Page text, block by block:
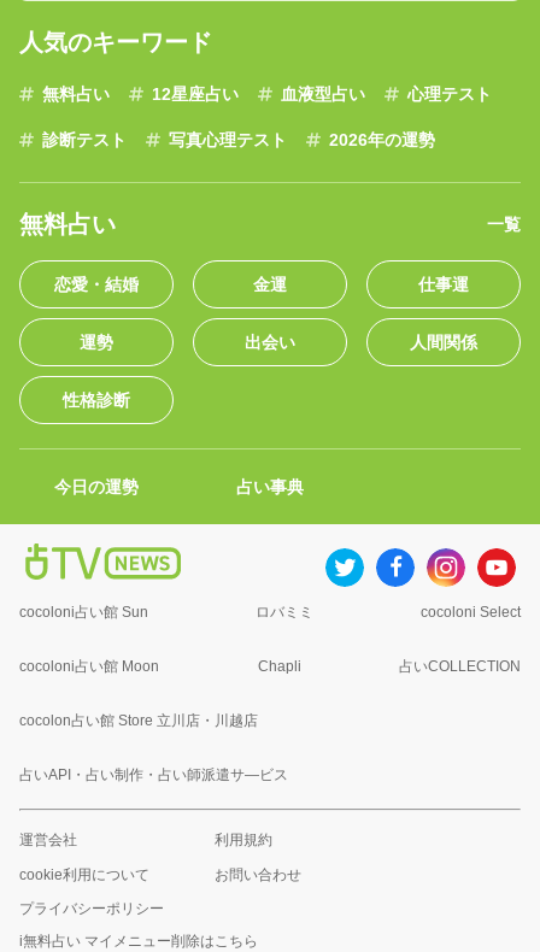
人気のキーワード
無料占い 12星座占い 血液型占い 心理テスト
診断テスト 写真心理テスト 2026年の運勢
無料占い 一覧
恋愛・結婚 金運 仕事運
運勢 出会い 人間関係
性格診断
今日の運勢 占い事典
cocoloni占い館 Sun ロバミミ cocoloni Select
cocoloni占い館 Moon Chapli 占いCOLLECTION
cocolon占い館 Store 立川店・川越店
占いAPI・占い制作・占い師派遣サ―ビス
運営会社 利用規約
cookie利用について お問い合わせ
プライバシーポリシー
i無料占い マイメニュー削除はこちら